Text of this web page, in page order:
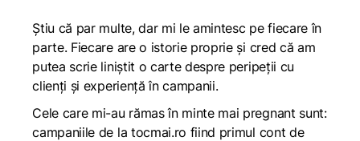
Știu că par multe, dar mi le amintesc pe fiecare în
parte. Fiecare are o istorie proprie și cred că am
putea scrie liniștit o carte despre peripeții cu
clienți și experiență în campanii.
Cele care mi-au rămas în minte mai pregnant sunt:
campaniile de la tocmai.ro fiind primul cont de